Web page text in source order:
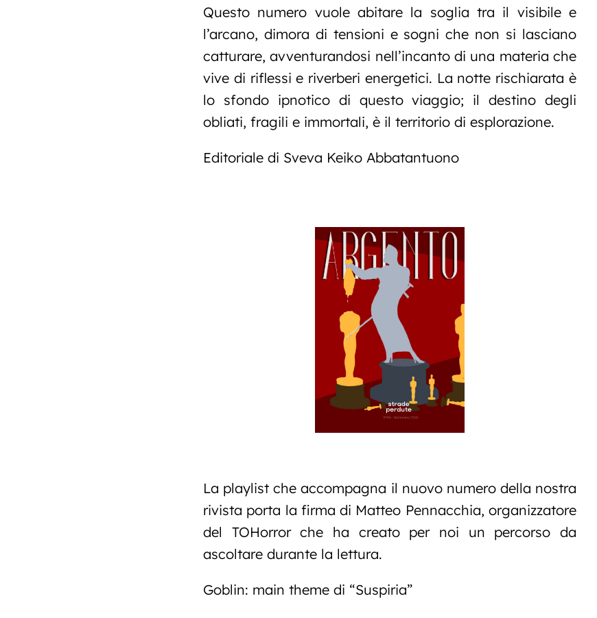
Questo numero vuole abitare la soglia tra il visibile e
l’arcano, dimora di tensioni e sogni che non si lasciano
catturare, avventurandosi nell’incanto di una materia che
vive di riflessi e riverberi energetici. La notte rischiarata è
lo sfondo ipnotico di questo viaggio; il destino degli
obliati, fragili e immortali, è il territorio di esplorazione.
Editoriale di Sveva Keiko Abbatantuono
La playlist che accompagna il nuovo numero della nostra
rivista porta la firma di Matteo Pennacchia, organizzatore
del TOHorror che ha creato per noi un percorso da
ascoltare durante la lettura.
Goblin: main theme di “Suspiria”